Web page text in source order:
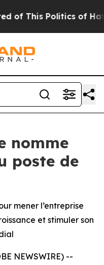
This Politics of
nomme
poste de
mener l’entreprise
et stimuler son
NEWSWIRE) --